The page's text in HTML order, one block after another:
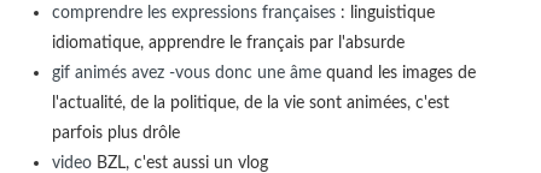
comprendre les expressions françaises: linguistique
idiomatique, apprendre le français par l'absurde
gif animés avez -vous donc une âmequand les images de
l'actualité, de la politique, de la vie sont animées, c'est
parfois plus drôle
videoBZL, c'est aussi un vlog